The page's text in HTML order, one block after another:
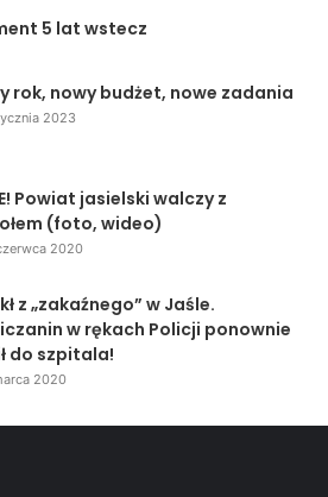
5 lat wstecz
rok, nowy budżet, nowe zadania
2023
Powiat jasielski walczy z
(foto, wideo)
2020
z „zakaźnego” w Jaśle.
w rękach Policji ponownie
do szpitala!
2020